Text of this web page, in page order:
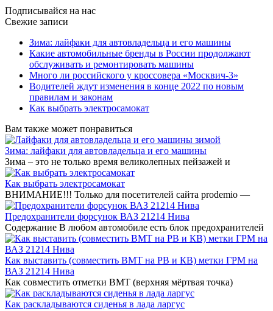
Подписывайся на нас
Свежие записи
Зима: лайфаки для автовладельца и его машины
Какие автомобильные бренды в России продолжают
обслуживать и ремонтировать машины
Много ли российского у кроссовера «Москвич-3»
Водителей ждут изменения в конце 2022 по новым
правилам и законам
Как выбрать электросамокат
Вам также может понравиться
Зима: лайфаки для автовладельца и его машины
Зима – это не только время великолепных пейзажей и
Как выбрать электросамокат
ВНИМАНИЕ!!! Только для посетителей сайта prodemio —
Предохранители форсунок ВАЗ 21214 Нива
Содержание В любом автомобиле есть блок предохранителей
Как выставить (совместить ВМТ на РВ и КВ) метки ГРМ на
ВАЗ 21214 Нива
Как совместить отметки ВМТ (верхняя мёртвая точка)
Как раскладываются сиденья в лада ларгус